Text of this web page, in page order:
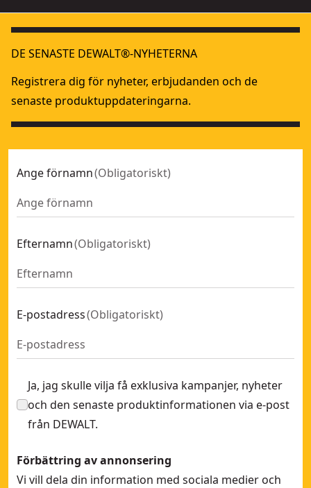
DE SENASTE DEWALT®-NYHETERNA
Registrera dig för nyheter, erbjudanden och de
senaste produktuppdateringarna.
Ange förnamn(Obligatoriskt)
Efternamn(Obligatoriskt)
E-postadress(Obligatoriskt)
Ja, jag skulle vilja få exklusiva kampanjer, nyheter
och den senaste produktinformationen via e-post
från DEWALT.
Förbättring av annonsering
Vi vill dela din information med sociala medier och